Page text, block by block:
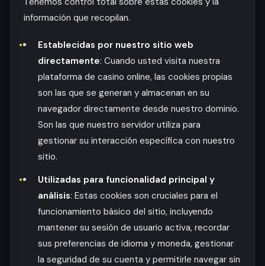
información que recopilan.
Establecidas por nuestro sitio web
directamente: Cuando usted visita nuestra
plataforma de casino online, las cookies propias
son las que se generan y almacenan en su
navegador directamente desde nuestro dominio.
Son las que nuestro servidor utiliza para
gestionar su interacción específica con nuestro
sitio.
Utilizadas para funcionalidad principal y
análisis: Estas cookies son cruciales para el
funcionamiento básico del sitio, incluyendo
mantener su sesión de usuario activa, recordar
sus preferencias de idioma y moneda, gestionar
la seguridad de su cuenta y permitirle navegar sin